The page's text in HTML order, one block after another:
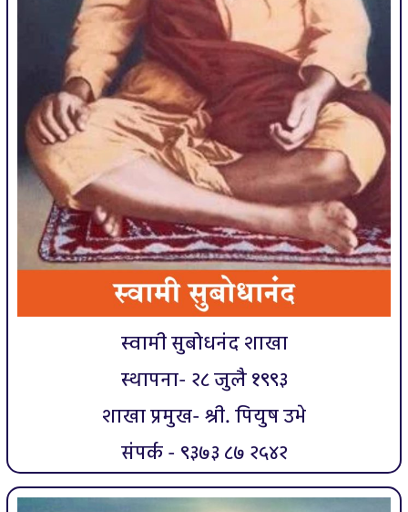
स्वामी सुबोधनंद शाखा
स्थापना- २८ जुलै १९९३
शाखा प्रमुख- श्री. पियुष उभे
संपर्क - ९३७३ ८७ २५४२